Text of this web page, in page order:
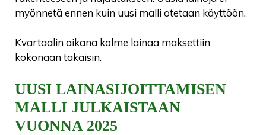
myönnetä ennen kuin uusi malli otetaan käyttöön.
Kvartaalin aikana kolme lainaa maksettiin
kokonaan takaisin.
UUSI LAINASIJOITTAMISEN
MALLI JULKAISTAAN
VUONNA 2025